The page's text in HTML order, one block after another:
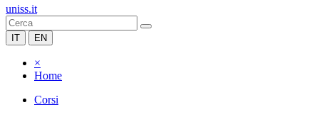
uniss.it
IT EN
×
Home
Corsi